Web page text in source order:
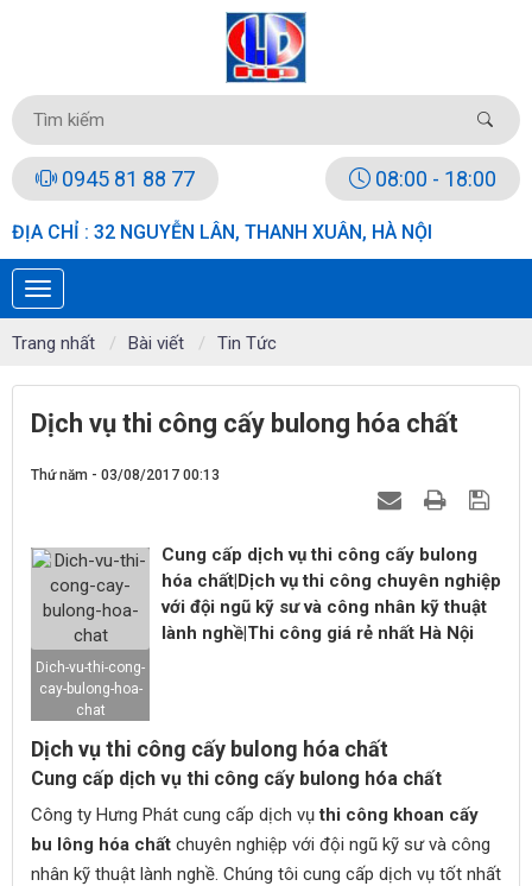
0945 81 88 77 08:00 - 18:00
ĐỊA CHỈ : 32 NGUYỄN LÂN, THANH XUÂN, HÀ NỘI
Trang nhất Bài viết Tin Tức
Dịch vụ thi công cấy bulong hóa chất
Thứ năm - 03/08/2017 00:13
Dich-vu-thi-cong-
cay-bulong-hoa-
chat
Cung cấp dịch vụ thi công cấy bulong
hóa chất|Dịch vụ thi công chuyên nghiệp
với đội ngũ kỹ sư và công nhân kỹ thuật
lành nghề|Thi công giá rẻ nhất Hà Nội
Dịch vụ thi công cấy bulong hóa chất
Cung cấp dịch vụ thi công cấy bulong hóa chất
Công ty Hưng Phát cung cấp dịch vụthi công khoan cấy
bu lông hóa chất chuyên nghiệp với đội ngũ kỹ sư và công
nhân kỹ thuật lành nghề. Chúng tôi cung cấp dịch vụ tốt nhất